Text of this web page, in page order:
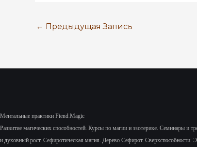
← Предыдущая Запись
Ментальные практики Fiend.Magic
Развитие магических способностей. Курсы по магии и эзотерике. Семинары и
и духовный рост. Сефиротическая магия. Дерево Сефирот. Сверхспособности.